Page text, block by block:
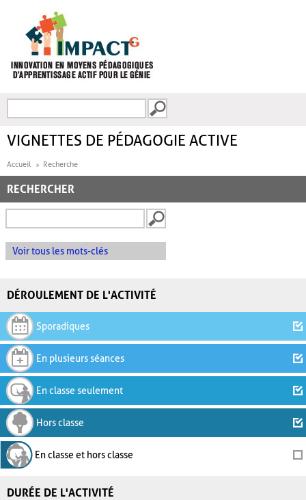
FORMULAIRE DE
VIGNETTES DE PÉDAGOGIE ACTIVE
Accueil Recherche
RECHERCHER
Voir tous les mots-clés
DÉROULEMENT DE L'ACTIVITÉ
Sporadiques
En plusieurs séances
En classe seulement
Hors classe
En classe et hors classe
DURÉE DE L'ACTIVITÉ